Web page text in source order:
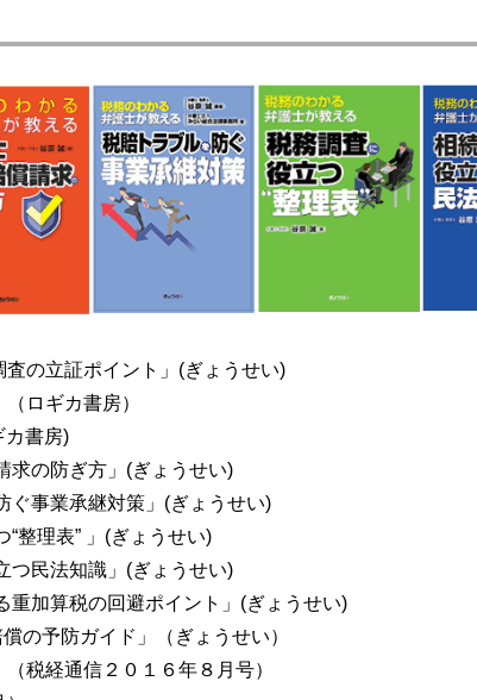
査の立証ポイント」(ぎょうせい)
ロギカ書房）
カ書房)
求の防ぎ方」(ぎょうせい)
ぐ事業承継対策」(ぎょうせい)
“整理表” 」(ぎょうせい)
つ民法知識」(ぎょうせい)
重加算税の回避ポイント」(ぎょうせい)
の予防ガイド」（ぎょうせい）
税経通信２０１６年８月号）